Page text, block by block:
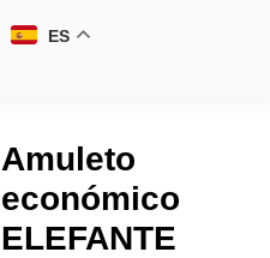
ES
Amuleto
económico
ELEFANTE